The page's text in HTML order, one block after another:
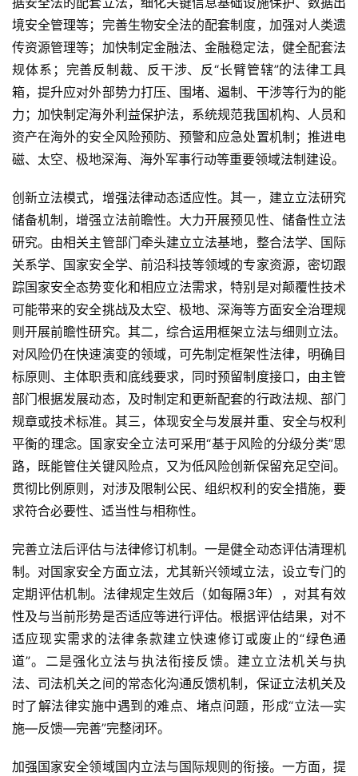
页
文
章
分
类
专
列
表
快
讯
更
多
页
面
境安全管理等；完善生物安全法的配套制度，加强对人类遗
传资源管理等；加快制定金融法、金融稳定法，健全配套法
规体系；完善反制裁、反干涉、反“长臂管辖”的法律工具
箱，提升应对外部势力打压、围堵、遏制、干涉等行为的能
力；加快制定海外利益保护法，系统规范我国机构、人员和
资产在海外的安全风险预防、预警和应急处置机制；推进电
磁、太空、极地深海、海外军事行动等重要领域法制建设。
创新立法模式，增强法律动态适应性。其一，建立立法研究
储备机制，增强立法前瞻性。大力开展预见性、储备性立法
研究。由相关主管部门牵头建立立法基地，整合法学、国际
关系学、国家安全学、前沿科技等领域的专家资源，密切跟
踪国家安全态势变化和相应立法需求，特别是对颠覆性技术
可能带来的安全挑战及太空、极地、深海等方面安全治理规
则开展前瞻性研究。其二，综合运用框架立法与细则立法。
对风险仍在快速演变的领域，可先制定框架性法律，明确目
标原则、主体职责和底线要求，同时预留制度接口，由主管
部门根据发展动态，及时制定和更新配套的行政法规、部门
规章或技术标准。其三，体现安全与发展并重、安全与权利
平衡的理念。国家安全立法可采用“基于风险的分级分类”思
路，既能管住关键风险点，又为低风险创新保留充足空间。
贯彻比例原则，对涉及限制公民、组织权利的安全措施，要
求符合必要性、适当性与相称性。
完善立法后评估与法律修订机制。一是健全动态评估清理机
制。对国家安全方面立法，尤其新兴领域立法，设立专门的
定期评估机制。法律规定生效后（如每隔3年），对其有效
性及与当前形势是否适应等进行评估。根据评估结果，对不
适应现实需求的法律条款建立快速修订或废止的“绿色通
道”。二是强化立法与执法衔接反馈。建立立法机关与执
法、司法机关之间的常态化沟通反馈机制，保证立法机关及
时了解法律实施中遇到的难点、堵点问题，形成“立法—实
施—反馈—完善”完整闭环。
加强国家安全领域国内立法与国际规则的衔接。一方面，提